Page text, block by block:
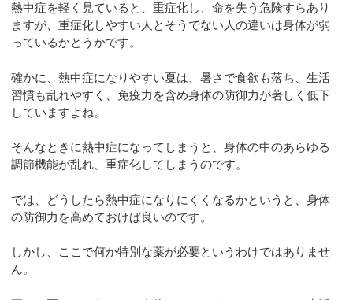
熱中症を軽く見ていると、重症化し、命を失う危険すらあり
ますが、重症化しやすい人とそうでない人の違いは身体が弱
っているかとうかです。
確かに、熱中症になりやすい夏は、暑さで食欲も落ち、生活
習慣も乱れやすく、免疫力を含め身体の防御力が著しく低下
していますよね。
そんなときに熱中症になってしまうと、身体の中のあらゆる
調節機能が乱れ、重症化してしまうのです。
では、どうしたら熱中症になりにくくなるかというと、身体
の防御力を高めておけば良いのです。
しかし、ここで何か特別な薬が必要というわけではありませ
ん。